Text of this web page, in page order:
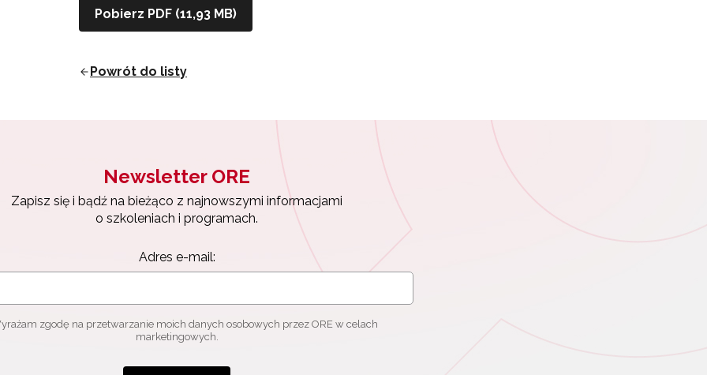
Pobierz PDF (11,93 MB)
Powrót do listy
Newsletter ORE
Zapisz się i bądź na bieżąco z najnowszymi informacjami
o szkoleniach i programach.
Adres e-mail:
zgodę na przetwarzanie moich danych osobowych przez ORE w celach
marketingowych.